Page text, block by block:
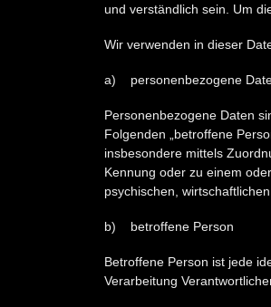
und verständlich sein. Um
Wir verwenden in dieser
a) personenbezogene
Personenbezogene Daten
Folgenden „betroffene
insbesondere mittels
Kennung oder zu einem
psychischen,
b) betroffene Person
Betroffene Person ist jede
Verarbeitung